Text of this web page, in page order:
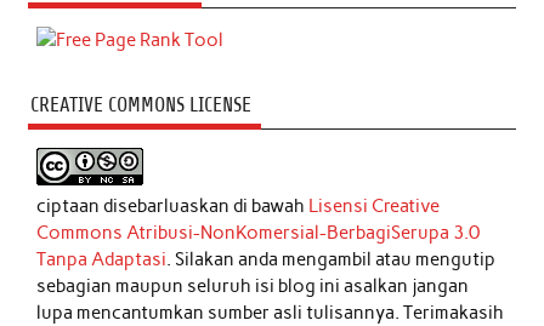
CREATIVE COMMONS LICENSE
ciptaan disebarluaskan di bawah Lisensi Creative
Commons Atribusi-NonKomersial-BerbagiSerupa 3.0
Tanpa Adaptasi. Silakan anda mengambil atau mengutip
sebagian maupun seluruh isi blog ini asalkan jangan
lupa mencantumkan sumber asli tulisannya. Terimakasih